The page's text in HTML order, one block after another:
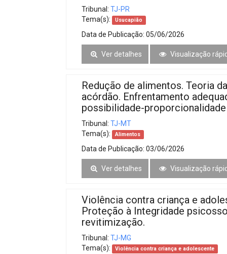
Tribunal: TJ-PR
Tema(s):
Usucapião
Data de Publicação: 05/06/2026
Ver detalhes Visualização
Redução de alimentos. Teoria
acórdão. Enfrentamento
possibilidade-proporcionalidade
Tribunal: TJ-MT
Tema(s):
Alimentos
Data de Publicação: 03/06/2026
Ver detalhes Visualização
Violência contra criança e
Proteção à Integridade
revitimização.
Tribunal: TJ-MG
Tema(s):
Violência contra criança e adolescente